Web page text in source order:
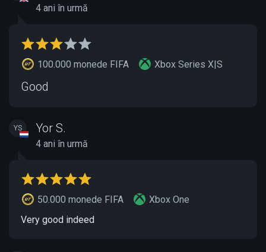
4 ani în urmă
100.000 monede FIFA Xbox Series X|S
Good
YS Yor S.
4 ani în urmă
50.000 monede FIFA
Xbox One
Very good indeed